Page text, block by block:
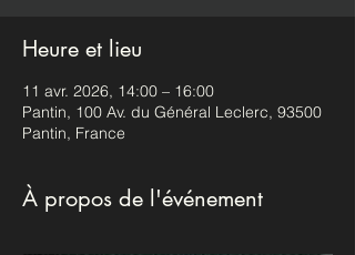
Heure et lieu
11 avr. 2026, 14:00 – 16:00
Pantin, 100 Av. du Général Leclerc, 93500
Pantin, France
À propos de l'événement